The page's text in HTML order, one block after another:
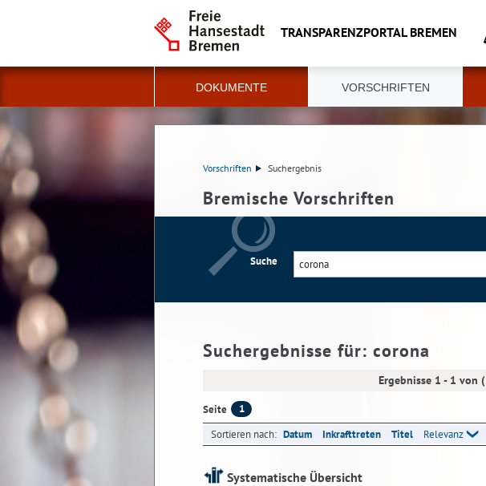
TRANSPARENZPORTAL BREMEN
DOKUMENTE VORSCHRIFTEN
Vorschriften Suchergebnis
Bremische Vorschriften
Suche
Suchergebnisse für: corona
Ergebnisse 1 - 1 von
Seite 1
Sortieren nach: Datum Inkrafttreten Titel Relevanz
Systematische Übersicht